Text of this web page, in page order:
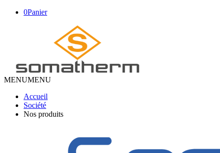
0Panier
MENUMENU
Accueil
Société
Nos produits